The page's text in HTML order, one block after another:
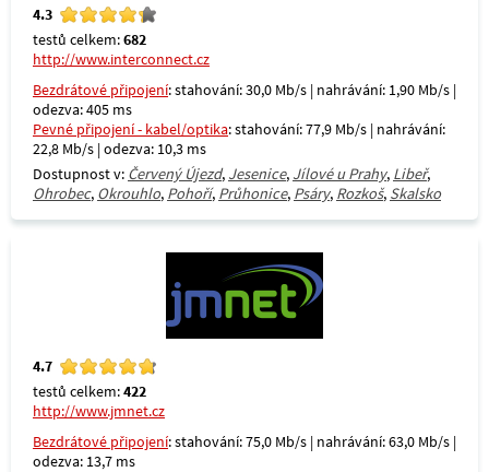
4.3
testů celkem:682
http://www.interconnect.cz
Bezdrátové připojení: stahování: 30,0 Mb/s | nahrávání: 1,90 Mb/s |
odezva: 405 ms
Pevné připojení - kabel/optika: stahování: 77,9 Mb/s | nahrávání:
22,8 Mb/s | odezva: 10,3 ms
Dostupnost v: Červený Újezd, Jesenice, Jílové u Prahy, Libeř,
Ohrobec, Okrouhlo, Pohoří, Průhonice, Psáry, Rozkoš, Skalsko
4.7
testů celkem:422
http://www.jmnet.cz
Bezdrátové připojení: stahování: 75,0 Mb/s | nahrávání: 63,0 Mb/s |
odezva: 13,7 ms